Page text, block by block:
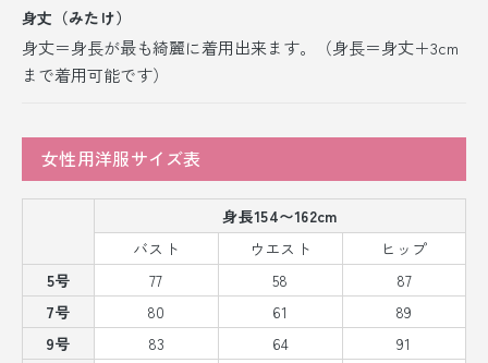
身丈（みたけ）
身丈＝身長が最も綺麗に着用出来ます。（身長＝身丈＋3cm
まで着用可能です）
女性用洋服サイズ表
身長154〜162cm
バスト
ウエスト
ヒップ
5号
77 58
87
7号
80 61
89
9号
83 64
91